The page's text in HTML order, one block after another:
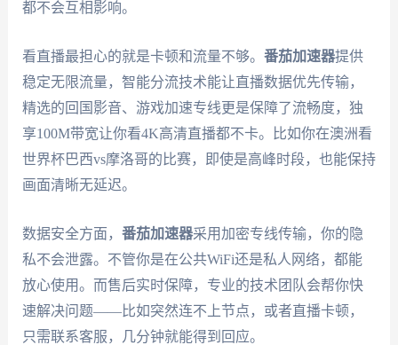
都不会互相影响。
看直播最担心的就是卡顿和流量不够。 番茄加速器提供
稳定无限流量，智能分流技术能让直播数据优先传输，
精选的回国影音、游戏加速专线更是保障了流畅度，独
享100M带宽让你看4K高清直播都不卡。比如你在澳洲看
世界杯巴西vs摩洛哥的比赛，即使是高峰时段，也能保持
画面清晰无延迟。
数据安全方面， 番茄加速器采用加密专线传输，你的隐
私不会泄露。不管你是在公共WiFi还是私人网络，都能
放心使用。而售后实时保障，专业的技术团队会帮你快
速解决问题——比如突然连不上节点，或者直播卡顿，
只需联系客服，几分钟就能得到回应。